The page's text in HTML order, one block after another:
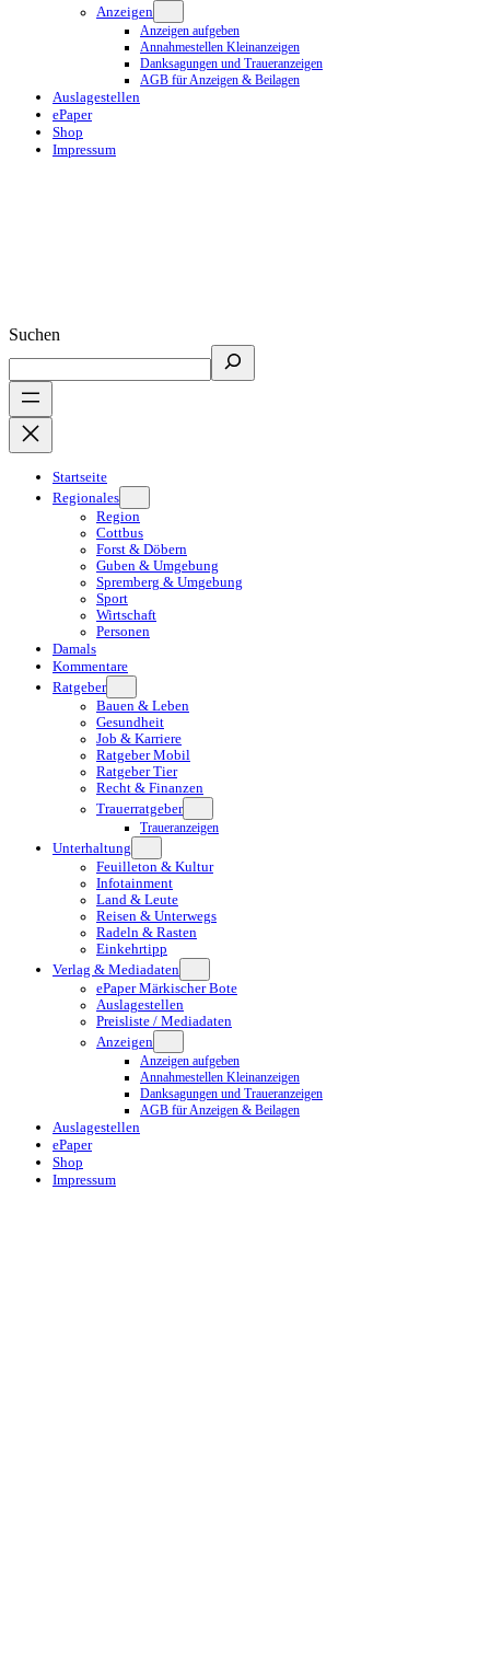
Anzeigen
Anzeigen aufgeben
Annahmestellen Kleinanzeigen
Danksagungen und Traueranzeigen
AGB für Anzeigen & Beilagen
Auslagestellen
ePaper
Shop
Impressum
Suchen
Startseite
Regionales
Region
Cottbus
Forst & Döbern
Guben & Umgebung
Spremberg & Umgebung
Sport
Wirtschaft
Personen
Damals
Kommentare
Ratgeber
Bauen & Leben
Gesundheit
Job & Karriere
Ratgeber Mobil
Ratgeber Tier
Recht & Finanzen
Trauerratgeber
Traueranzeigen
Unterhaltung
Feuilleton & Kultur
Infotainment
Land & Leute
Reisen & Unterwegs
Radeln & Rasten
Einkehrtipp
Verlag & Mediadaten
ePaper Märkischer Bote
Auslagestellen
Preisliste / Mediadaten
Anzeigen
Anzeigen aufgeben
Annahmestellen Kleinanzeigen
Danksagungen und Traueranzeigen
AGB für Anzeigen & Beilagen
Auslagestellen
ePaper
Shop
Impressum